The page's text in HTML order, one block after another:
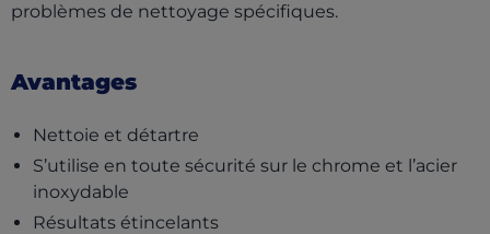
problèmes de nettoyage spécifiques.
Avantages
Nettoie et détartre
S’utilise en toute sécurité sur le chrome et l’acier
inoxydable
Résultats étincelants